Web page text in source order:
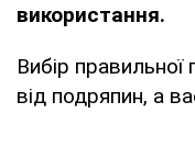
використання.
Вибір
від подряпин, а